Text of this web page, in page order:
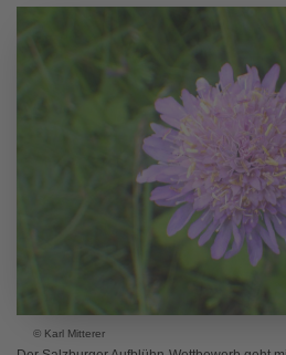
© Karl Mitterer